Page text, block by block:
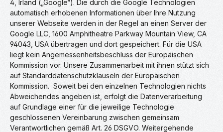
4, Irland („Google“). Die durch die Google Technologien
automatisch erhobenen Informationen über Ihre Nutzung
unserer Webseite werden in der Regel an einen Server der
Google LLC, 1600 Amphitheatre Parkway Mountain View, CA
94043, USA übertragen und dort gespeichert. Für die USA
liegt kein Angemessenheitsbeschluss der Europäischen
Kommission vor. Unsere Zusammenarbeit mit ihnen stützt sich
auf Standarddatenschutzklauseln der Europäischen
Kommission. Soweit bei den einzelnen Technologien nichts
Abweichendes angeben ist, erfolgt die Datenverarbeitung
auf Grundlage einer für die jeweilige Technologie
geschlossenen Vereinbarung zwischen gemeinsam
Verantwortlichen gemäß Art. 26 DSGVO. Weitergehende